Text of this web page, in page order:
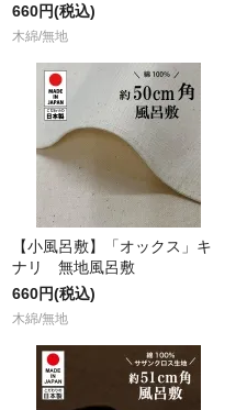
660円(税込)
木綿/無地
【小風呂敷】「オックス」キ
ナリ 無地風呂敷
660円(税込)
木綿/無地